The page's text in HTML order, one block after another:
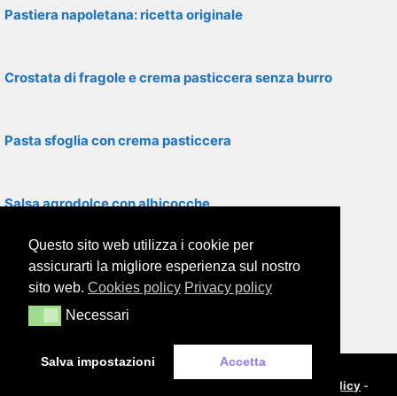
Pastiera napoletana: ricetta originale
Crostata di fragole e crema pasticcera senza burro
Pasta sfoglia con crema pasticcera
Salsa agrodolce con albicocche
Torta Sacher: ricetta originale austriaca
Torta Mimosa classica
Privacy policy -
Questo sito web utilizza i cookie per
assicurarti la migliore esperienza sul nostro
sito web. Cookies policy Privacy policy
NecessariNecessari
Salva impostazioni Accetta